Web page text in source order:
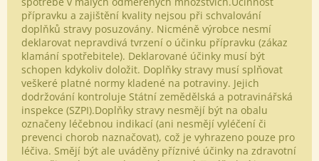
přípravku a zajištění kvality nejsou při schvalování
doplňků stravy posuzovány. Nicméně výrobce nesmí
deklarovat nepravdivá tvrzení o účinku přípravku (zákaz
klamání spotřebitele). Deklarované účinky musí být
schopen kdykoliv doložit. Doplňky stravy musí splňovat
veškeré platné normy kladené na potraviny. Jejich
dodržování kontroluje Státní zemědělská a potravinářská
inspekce (SZPI).Doplňky stravy nesmějí být na obalu
označeny léčebnou indikací (ani nesmějí vyléčení či
prevenci chorob naznačovat), což je vyhrazeno pouze pro
léčiva. Smějí být ale uváděny příznivé účinky na zdravotní
Odeslat
Powered by chaterimo